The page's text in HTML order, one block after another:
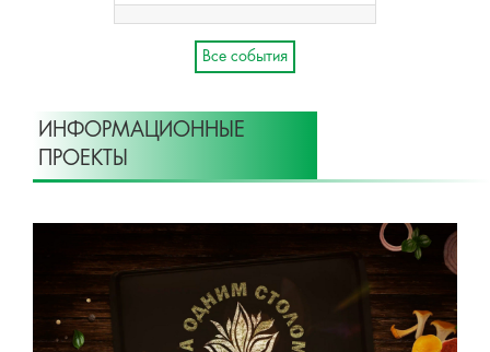
Все события
ИНФОРМАЦИОННЫЕ
ПРОЕКТЫ